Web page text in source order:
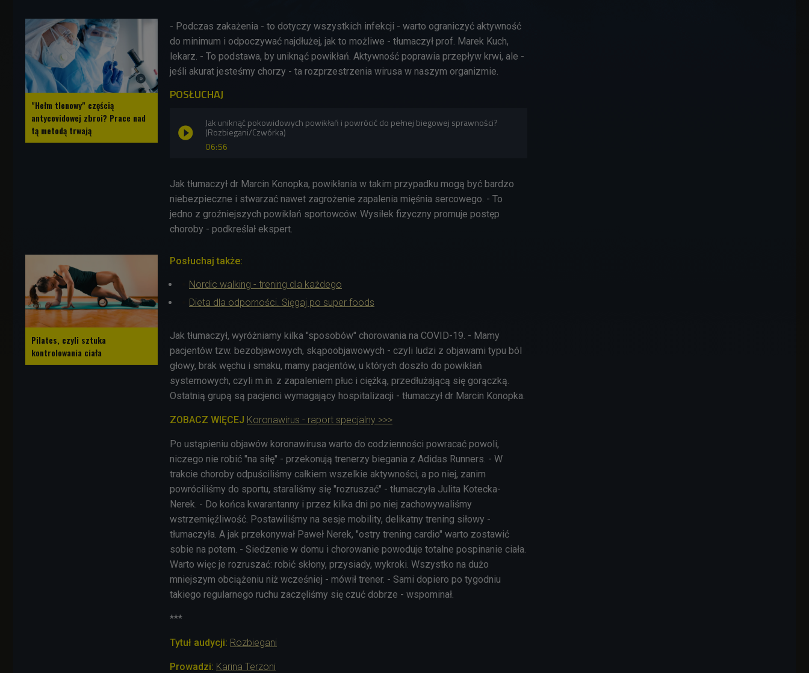
"Hełm tlenowy" częścią
antycovidowej zbroi? Prace nad
tą metodą trwają
- Podczas zakażenia - to dotyczy wszystkich infekcji - warto ograniczyć aktywność
do minimum i odpoczywać najdłużej, jak to możliwe - tłumaczył prof. Marek Kuch,
lekarz. - To podstawa, by uniknąć powikłań. Aktywność poprawia przepływ krwi, ale -
jeśli akurat jesteśmy chorzy - ta rozprzestrzenia wirusa w naszym organizmie.
POSŁUCHAJ
06:56
Jak uniknąć pokowidowych powikłań i powrócić do pełnej biegowej sprawności?
(Rozbiegani/Czwórka)
Jak tłumaczył dr Marcin Konopka, powikłania w takim przypadku mogą być bardzo
niebezpieczne i stwarzać nawet zagrożenie zapalenia mięśnia sercowego. - To
jedno z groźniejszych powikłań sportowców. Wysiłek fizyczny promuje postęp
choroby - podkreślał ekspert.
Pilates, czyli sztuka
kontrolowania ciała
Posłuchaj także:
Nordic walking - trening dla każdego
Dieta dla odporności. Sięgaj po super foods
Jak tłumaczył, wyróżniamy kilka "sposobów" chorowania na COVID-19. - Mamy
pacjentów tzw. bezobjawowych, skąpoobjawowych - czyli ludzi z objawami typu ból
głowy, brak węchu i smaku, mamy pacjentów, u których doszło do powikłań
systemowych, czyli m.in. z zapaleniem płuc i ciężką, przedłużającą się gorączką.
Ostatnią grupą są pacjenci wymagający hospitalizacji - tłumaczył dr Marcin Konopka.
ZOBACZ WIĘCEJ Koronawirus - raport specjalny >>>
Po ustąpieniu objawów koronawirusa warto do codzienności powracać powoli,
niczego nie robić "na siłę" - przekonują trenerzy biegania z Adidas Runners. - W
trakcie choroby odpuściliśmy całkiem wszelkie aktywności, a po niej, zanim
powróciliśmy do sportu, staraliśmy się "rozruszać" - tłumaczyła Julita Kotecka-
Nerek. - Do końca kwarantanny i przez kilka dni po niej zachowywaliśmy
wstrzemięźliwość. Postawiliśmy na sesje mobility, delikatny trening siłowy -
tłumaczyła. A jak przekonywał Paweł Nerek, "ostry trening cardio" warto zostawić
sobie na potem. - Siedzenie w domu i chorowanie powoduje totalne pospinanie ciała.
Warto więc je rozruszać: robić skłony, przysiady, wykroki. Wszystko na dużo
mniejszym obciążeniu niż wcześniej - mówił trener. - Sami dopiero po tygodniu
takiego regularnego ruchu zaczęliśmy się czuć dobrze - wspominał.
***
Tytuł audycji: Rozbiegani
Prowadzi: Karina Terzoni